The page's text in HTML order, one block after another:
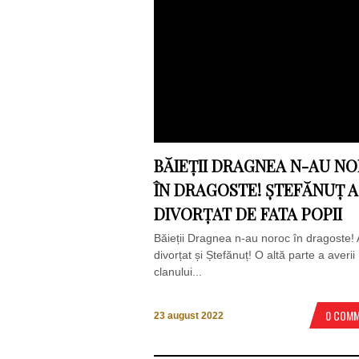
BĂIEȚII DRAGNEA N-AU
ÎN DRAGOSTE! ȘTEFĂNUȚ A
DIVORȚAT DE FATA POPII
Băieții Dragnea n-au noroc în dragoste!
divorțat și Ștefănuț! O altă parte a averii
clanului...
23 august 2022 0